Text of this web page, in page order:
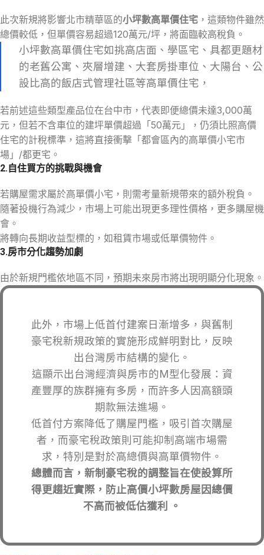
此次新規將影響北市精華區的小坪數高單價住宅 ，這類物件雖然
總價較低，但單價容易超過120萬元/坪，將面臨較高稅負。
小坪數高單價住宅如挑高店面、學區宅、具都更題材
的老舊公寓、夾層增建、大套房掛車位、大陽台、公
設比高的飯店式管理社區等高單價住宅，
若前述這些類型產品位在台中市，代表即便總價未達3,000萬
元，但若不含車位的建坪單價超過「50萬元」，仍須比照高價
住宅的計稅標準，這將直接衝擊「都會區內的高單價小宅市
場」/都更宅。
2.自住買方的挑戰與機會
若購屋需求屬於高單價小宅，則需考量新規帶來的額外稅負。
隨著投機行為減少，市場上可能出現更多理性價格，更多購屋機
會。
將轉向長期收益型標的，如租賃市場或低單價物件。
3.房市分化趨勢加劇
由於新規門檻依地區不同，預期未來房市將出現明顯分化現象。
此外，市場上低首付建案日漸增多，與舊制
豪宅稅新規政策的實施形成鮮明對比，反映
出台灣房市結構的變化。
這顯示出台灣經濟與房市的M型化發展：資
產豐厚的族群擁有多房，而許多人因高額頭
期款無法進場。
低首付方案降低了購屋門檻，吸引首次購屋
者，而豪宅稅政策則可能抑制高端市場需
求，特別是對於高總價與高單價物件。
總體而言，新制豪宅稅的調整旨在使設算所
得更趨近實際，防止高價小坪數房屋因總價
不高而被低估獲利 。